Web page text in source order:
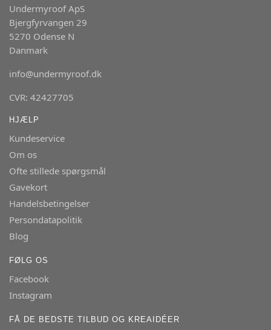
Undermyroof ApS
Bjergfyrvangen 29
5270 Odense N
Danmark
info@undermyroof.dk
CVR: 42427705
HJÆLP
Kundeservice
Om os
Ofte stillede spørgsmål
Gavekort
Handelsbetingelser
Persondatapolitik
Blog
FØLG OS
Facebook
Instagram
FÅ DE BEDSTE TILBUD OG KREAIDÉER